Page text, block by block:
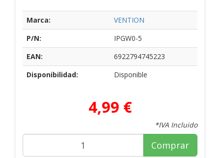
Marca:
VENTION
P/N:
IPGW0-5
EAN:
6922794745223
Disponibilidad:
Disponible
4,99 €
*IVA Incluido
Comprar